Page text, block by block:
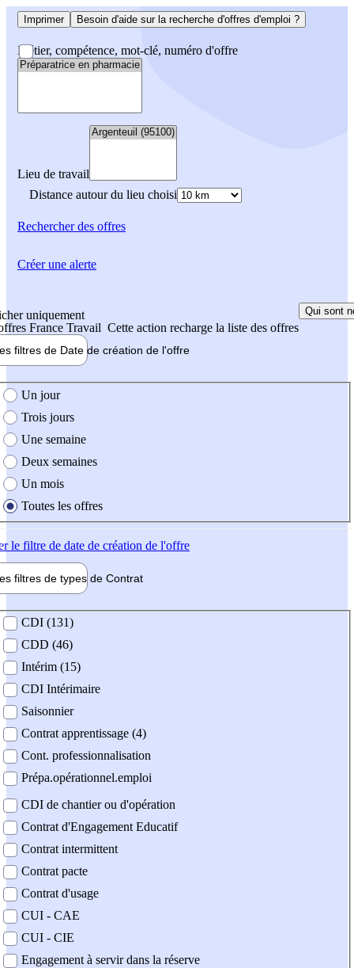
Imprimer Besoin d'aide sur la recherche d'offres d'emploi ?
Métier, compétence, mot-clé, numéro d'offre
Lieu de travail
Distance autour du lieu choisi
Rechercherdes offres
uniquement
France Travail Cette action recharge la liste des offres
Qui sont
filtres de Date de création de l'offre
création de l'offre
Un jour
Trois jours
Une semaine
Deux semaines
Un mois
Toutes les offres
le filtre de date de création de l'offre
filtres de types de Contrat
contrat
CDI (131)
CDD (46)
Intérim (15)
CDI Intérimaire
Saisonnier
Contrat apprentissage (4)
Cont. professionnalisation
Prépa.opérationnel.emploi
CDI de chantier ou d'opération
Contrat d'Engagement Educatif
Contrat intermittent
Contrat pacte
Contrat d'usage
CUI - CAE
CUI - CIE
Engagement à servir dans la réserve
Créer une alerte